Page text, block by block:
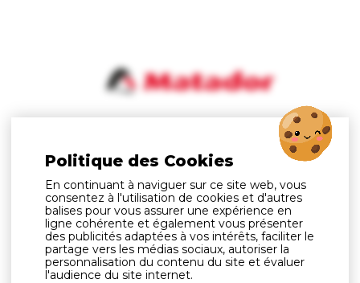
Politique des Cookies
En continuant à naviguer sur ce site web, vous
consentez à l'utilisation de cookies et d'autres
balises pour vous assurer une expérience en
ligne cohérente et également vous présenter
des publicités adaptées à vos intérêts, faciliter le
partage vers les médias sociaux, autoriser la
personnalisation du contenu du site et évaluer
l'audience du site internet.